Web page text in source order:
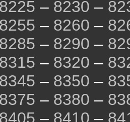
8225 – 8230 –
8255 – 8260 –
8285 – 8290 –
8315 – 8320 –
8345 – 8350 –
8375 – 8380 –
8405 – 8410 –